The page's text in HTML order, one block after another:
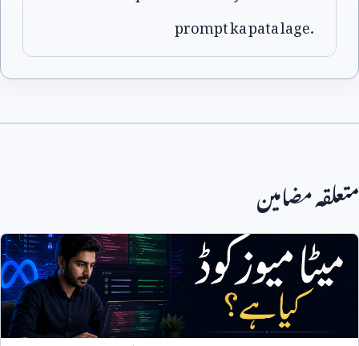
prompt ka pata lage.
متعلقہ مضامین